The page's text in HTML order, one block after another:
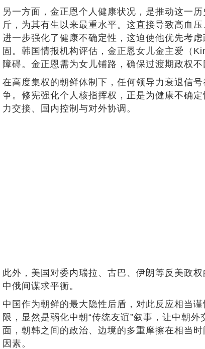
另一方面，金正恩个人健康状况，是推动这一
斤，为其有生以来最重水平。这直接导致高血
进一步强化了健康不确定性，这迫使他优先考
固。韩国情报机构评估，金正恩女儿金主爱（
障碍。金正恩需为女儿铺路，确保过渡期政权
在高度集权的朝鲜体制下，任何领导力衰退信
争。修宪强化个人核指挥权，正是为健康不确
力交接、国内控制与对外协调。
此外，美国对委内瑞拉、古巴、伊朗等反美政
中俄间谋求平衡。
中国作为朝鲜的最大隐性后盾，对此反应相当
限，显然是弱化中朝“传统友谊”叙事，让中朝
面，朝韩之间的政治、边境的多重摩擦在相当
因素。